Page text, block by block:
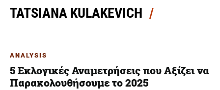
content
TATSIANA KULAKEVICH
ANALYSIS
5 Εκλογικές Αναμετρήσεις που Αξίζει να
Παρακολουθήσουμε το 2025